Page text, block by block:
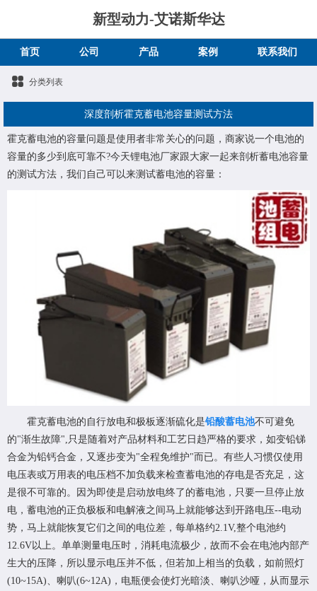
新型动力-艾诺斯华达
首页 公司 产品 案例 联系我们
分类列表
深度剖析霍克蓄电池容量测试方法
霍克蓄电池的容量问题是使用者非常关心的问题，商家说一个电池的
容量的多少到底可靠不?今天锂电池厂家跟大家一起来剖析蓄电池容量
的测试方法，我们自己可以来测试蓄电池的容量：
霍克蓄电池的自行放电和极板逐渐硫化是铅酸蓄电池不可避免
的"渐生故障",只是随着对产品材料和工艺日趋严格的要求，如变铅锑
合金为铅钙合金，又逐步变为"全程免维护"而已。有些人习惯仅使用
电压表或万用表的电压档不加负载来检查蓄电池的存电是否充足，这
是很不可靠的。因为即使是启动放电终了的蓄电池，只要一旦停止放
电，蓄电池的正负极板和电解液之间马上就能够达到开路电压--电动
势，马上就能恢复它们之间的电位差，每单格约2.1V,整个电池约
12.6V以上。单单测量电压时，消耗电流极少，故而不会在电池内部产
生大的压降，所以显示电压并不低，但若加上相当的负载，如前照灯
(10~15A)、喇叭(6~12A)，电瓶便会使灯光暗淡、喇叭沙哑，从而显示